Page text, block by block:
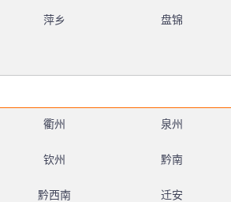
萍乡 盘锦
衢州 泉州
钦州 黔南
黔西南 迁安